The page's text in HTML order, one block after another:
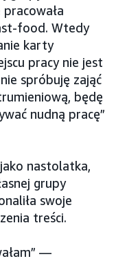
food. Wtedy
karty
pracy nie jest
spróbuję zająć
będę
nudną pracę”
nastolatka,
grupy
swoje
treści.
—